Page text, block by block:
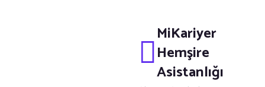
MiKariyer
Hemşire
Asistanlığı